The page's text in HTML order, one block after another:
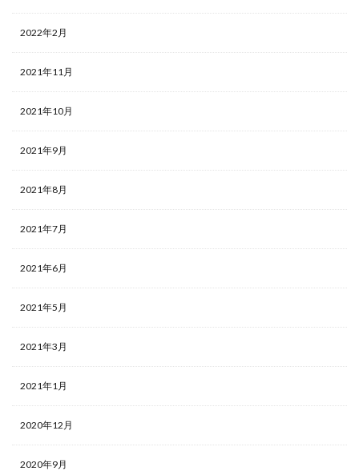
2022年2月
2021年11月
2021年10月
2021年9月
2021年8月
2021年7月
2021年6月
2021年5月
2021年3月
2021年1月
2020年12月
2020年9月